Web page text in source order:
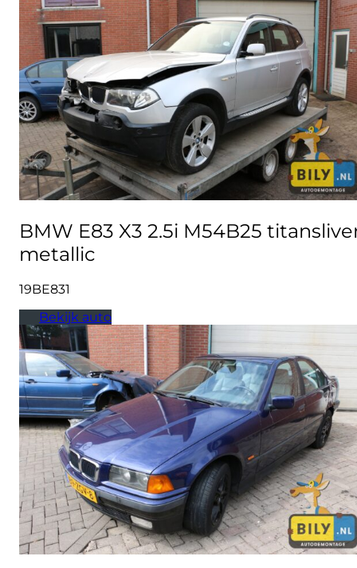
BMW E83 X3 2.5i M54B25
metallic
19BE831
Bekijk auto